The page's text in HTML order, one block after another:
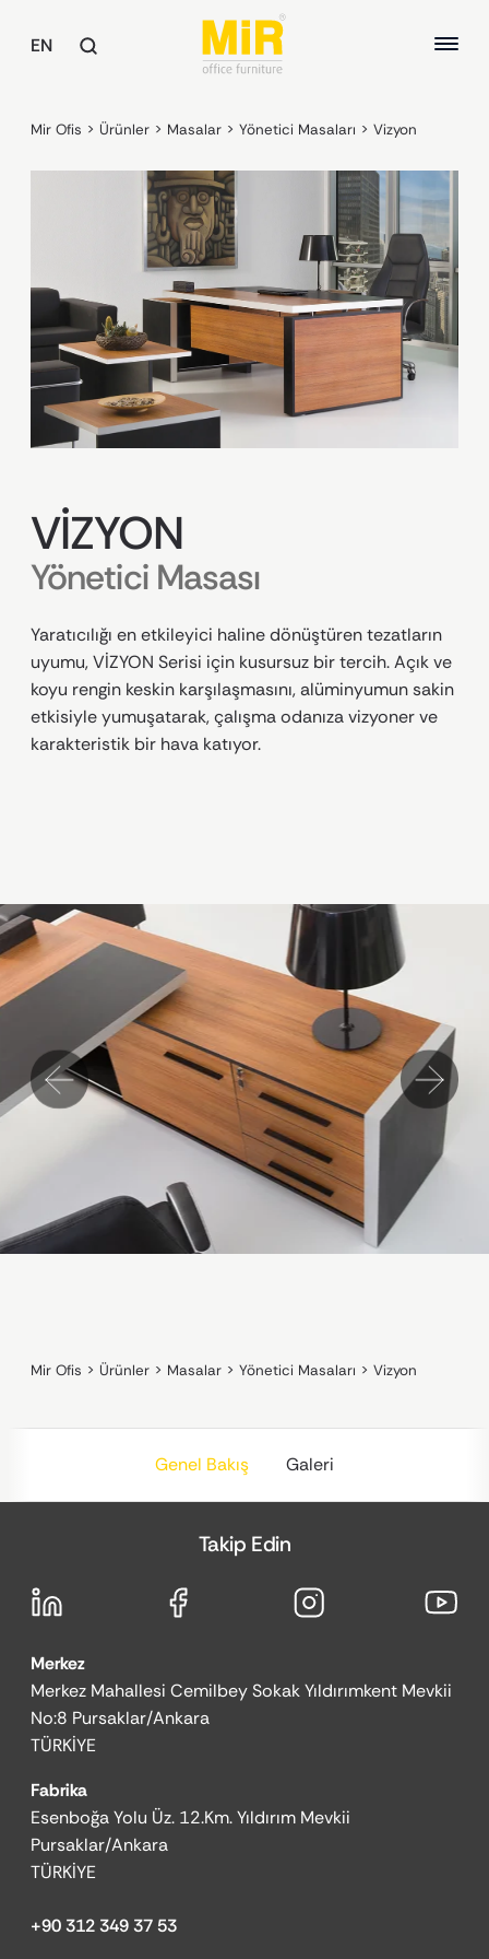
EN
MASALAR
Yönetici Masaları
Çalışma Masaları
Toplantı Masaları
Ortak Alan Masaları
OFİS KOLTUKLARI
Yönetici Koltukları
Çalışma Koltukları
Misafir ve Bekleme Koltukları
KOLTUKLAR / KANEPELER
SÜRDÜREBİLİRLİK
REFERANSLAR
Mir Ofis > Ürünler > Masalar > Yönetici Masaları > Vizyon
VİZYON
Yönetici Masası
Yaratıcılığı en etkileyici haline dönüştüren tezatların
uyumu, VİZYON Serisi için kusursuz bir tercih. Açık ve
koyu rengin keskin karşılaşmasını, alüminyumun sakin
etkisiyle yumuşatarak, çalışma odanıza vizyoner ve
karakteristik bir hava katıyor.
Genel Bakış Galeri
Mir Ofis > Ürünler > Masalar > Yönetici Masaları > Vizyon
Merkez
Merkez Mahallesi Cemilbey Sokak Yıldırımkent Mevkii
No:8 Pursaklar/Ankara
TÜRKİYE
Fabrika
Esenboğa Yolu Üz. 12.Km. Yıldırım Mevkii
Pursaklar/Ankara
TÜRKİYE
+90 312 349 37 53
Takip Edin